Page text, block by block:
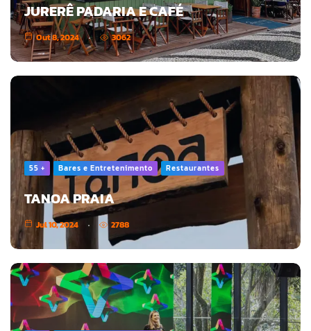
JURERÊ PADARIA E CAFÉ
Out 8, 2024 3062
55 + Bares e Entretenimento Restaurantes
TANOA PRAIA
Jul 10, 2024 2788